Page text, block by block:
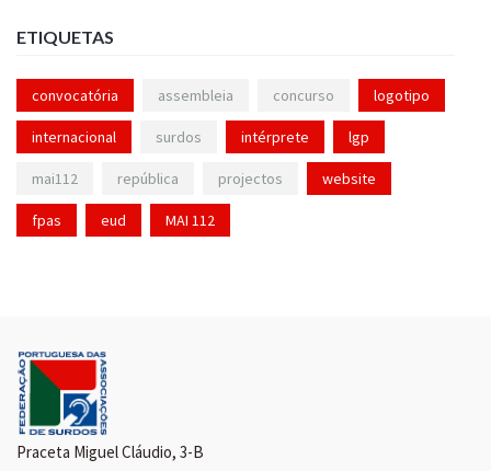
ETIQUETAS
convocatória assembleia concurso logotipo
internacional surdos intérprete lgp
mai112 república projectos website
fpas eud MAI 112
Praceta Miguel Cláudio, 3-B